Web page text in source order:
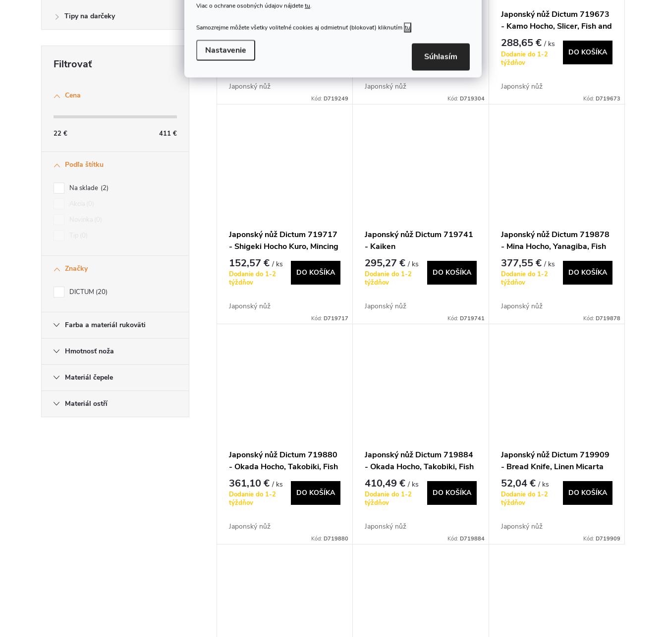
Viac o ochrane osobných údajov nájdetetu.
Samozrejme môžete všetky voliteľné cookies aj odmietnuť (blokovať) kliknutím tu
Nastavenie
Súhlasím
Tipy na darčeky
Cena
22 € 411 €
Podľa štítku
Na sklade 2
Značky
DICTUM 20
Farba a materiál rukoväti
Hmotnosť noža
Materiál čepele
Materiál ostří
- Kuro Ochi Hocho, Herbs
Knife
86,49 €
Dodanie do 1-2
týždňov
Japonský nůž
Kód:D719249
- Small Japanese All-Purpose
/ ks
DO KOŠÍKA
Japonský nůž
Kód: D719304
Japonský nůž Dictum 719673
- Kamo Hocho, Slicer, Fish and
Meat Knife
288,65 €/ ks
Dodanie do 1-2
týždňov
DO KOŠÍKA
Japonský nůž
Kód: D719673
Japonský nůž Dictum 719717
- Shigeki Hocho Kuro, Mincing
Knife
152,57 €/ ks
Dodanie do 1-2
týždňov
DO KOŠÍKA
Japonský nůž
Kód:D719717
Japonský nůž Dictum 719741
- Kaiken
295,27 €/ ks
Dodanie do 1-2
týždňov
DO KOŠÍKA
Japonský nůž
Kód: D719741
Japonský nůž Dictum 719878
- Mina Hocho, Yanagiba, Fish
Knife
377,55 €/ ks
Dodanie do 1-2
týždňov
DO KOŠÍKA
Japonský nůž
Kód: D719878
Japonský nůž Dictum 719880
- Okada Hocho, Takobiki, Fish
Knife, 270 mm
361,10 €/ ks
Dodanie do 1-2
týždňov
DO KOŠÍKA
Japonský nůž
Kód:D719880
Japonský nůž Dictum 719884
- Okada Hocho, Takobiki, Fish
Knife, 300 mm
410,49 €/ ks
Dodanie do 1-2
týždňov
DO KOŠÍKA
Japonský nůž
Kód: D719884
Japonský nůž Dictum 719909
- Bread Knife, Linen Micarta
52,04 €/ ks
Dodanie do 1-2
týždňov
DO KOŠÍKA
Japonský nůž
Kód: D719909